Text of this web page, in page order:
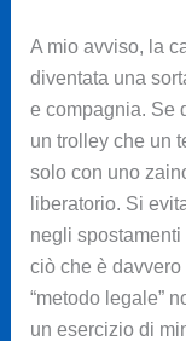
A mio avviso, la
diventata una
e compagnia. Se
un trolley che un
solo con uno
liberatorio. Si
negli spostamenti
ciò che è davvero
“metodo legale”
un esercizio di